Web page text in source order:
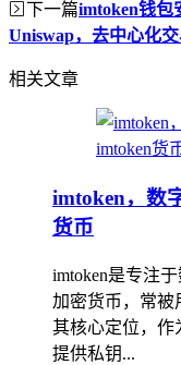
下一篇imtoken钱包
Uniswap，去中心化
相关文章
imtoken，数
货币
imtoken是专注
加密货币，常被
其核心定位，作
提供私钥...